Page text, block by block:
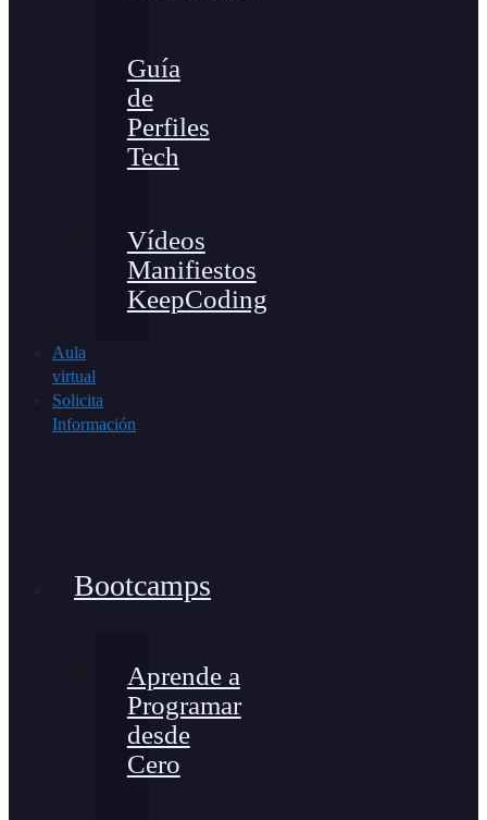
Guía
de
Perfiles
Tech
Vídeos
Manifiestos
KeepCoding
Aula
virtual
Solicita
Información
Bootcamps
Aprende a
Programar
desde
Cero